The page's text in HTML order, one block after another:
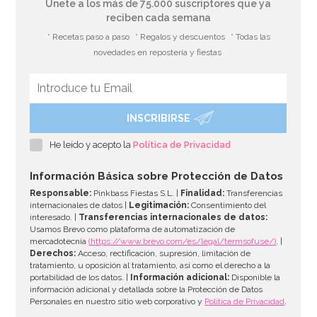
Piñata Patrulla Modelo B 40 cm
AÑADIR
Únete a los más de 75.000 suscriptores que ya
reciben cada semana
* Recetas paso a paso * Regalos y descuentos
* Todas las
novedades en repostería y fiestas
INSCRIBIRSE
He leído y acepto laPolítica de Privacidad
Información Básica sobre Protección de Datos
Responsable: Pinkbass Fiestas S.L. | Finalidad: Transferencias
internacionales de datos |
Legitimación: Consentimiento del
interesado. | Transferencias internacionales de datos:
Usamos Brevo como plataforma de automatización de
mercadotecnia(https://www.brevo.com/es/legal/termsofuse/). |
Derechos: Acceso, rectificación, supresión, limitación de
tratamiento, u oposición al tratamiento, así como el derecho a la
portabilidad de los datos. |
Información adicional: Disponible la
información adicional y detallada sobre la Protección de Datos
Personales en nuestro sitio web corporativo y Política de Privacidad.